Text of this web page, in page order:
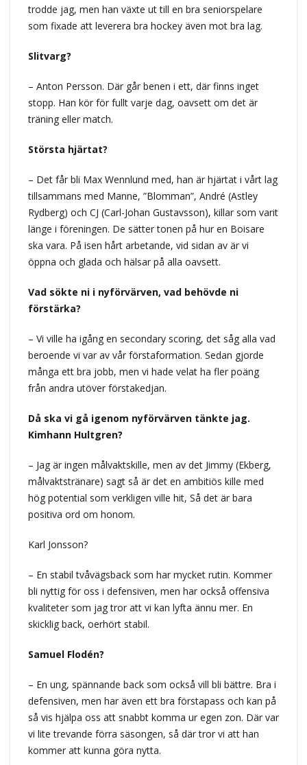
trodde jag, men han växte ut till en bra seniorspelare
som fixade att leverera bra hockey även mot bra lag.
Slitvarg?
– Anton Persson. Där går benen i ett, där finns inget
stopp. Han kör för fullt varje dag, oavsett om det är
träning eller match.
Största hjärtat?
– Det får bli Max Wennlund med, han är hjärtat i vårt lag
tillsammans med Manne, ”Blomman”, André (Astley
Rydberg) och CJ (Carl-Johan Gustavsson), killar som varit
länge i föreningen. De sätter tonen på hur en Boisare
ska vara. På isen hårt arbetande, vid sidan av är vi
öppna och glada och hälsar på alla oavsett.
Vad sökte ni i nyförvärven, vad behövde ni
förstärka?
– Vi ville ha igång en secondary scoring, det såg alla vad
beroende vi var av vår förstaformation. Sedan gjorde
många ett bra jobb, men vi hade velat ha fler poäng
från andra utöver förstakedjan.
Då ska vi gå igenom nyförvärven tänkte jag.
Kimhann Hultgren?
– Jag är ingen målvaktskille, men av det Jimmy (Ekberg,
målvaktstränare) sagt så är det en ambitiös kille med
hög potential som verkligen ville hit, Så det är bara
positiva ord om honom.
Karl Jonsson?
– En stabil tvåvägsback som har mycket rutin. Kommer
bli nyttig för oss i defensiven, men har också offensiva
kvaliteter som jag tror att vi kan lyfta ännu mer. En
skicklig back, oerhört stabil.
Samuel Flodén?
– En ung, spännande back som också vill bli bättre. Bra i
defensiven, men har även ett bra förstapass och kan på
så vis hjälpa oss att snabbt komma ur egen zon. Där var
vi lite trevande förra säsongen, så där tror vi att han
kommer att kunna göra nytta.